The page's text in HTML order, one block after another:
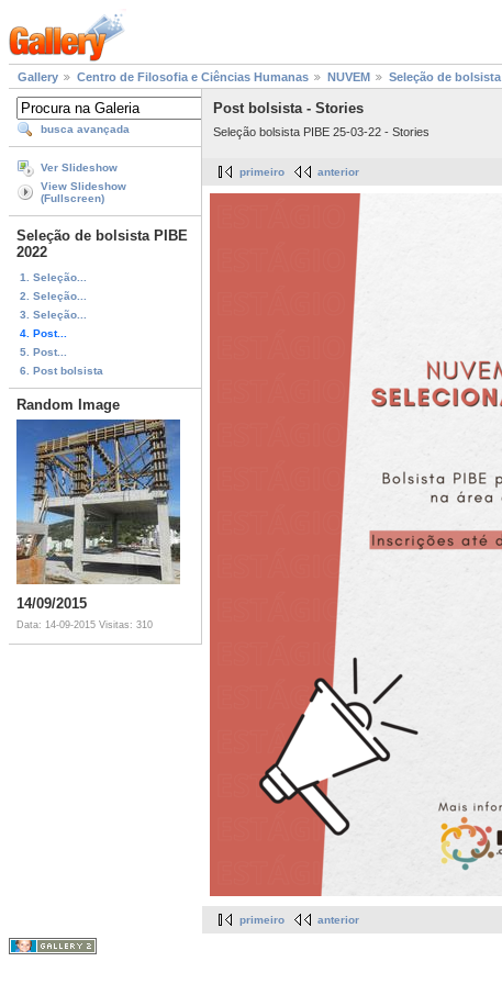
Gallery Centro de Filosofia e Ciências Humanas NUVEM Seleção de bolsista
busca avançada
Ver Slideshow
View Slideshow
(Fullscreen)
Seleção de bolsista PIBE
2022
1. Seleção...
2. Seleção...
3. Seleção...
4. Post...
5. Post...
6. Post bolsista
Random Image
14/09/2015
Data: 14-09-2015 Visitas: 310
Post bolsista - Stories
Seleção bolsista PIBE 25-03-22 - Stories
primeiro anterior
primeiro anterior